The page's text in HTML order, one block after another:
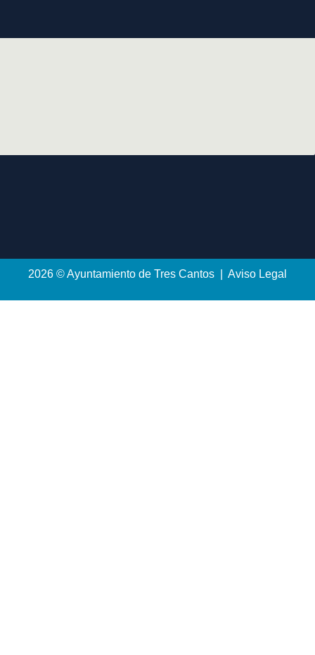
2026 © Ayuntamiento de Tres Cantos | Aviso Legal